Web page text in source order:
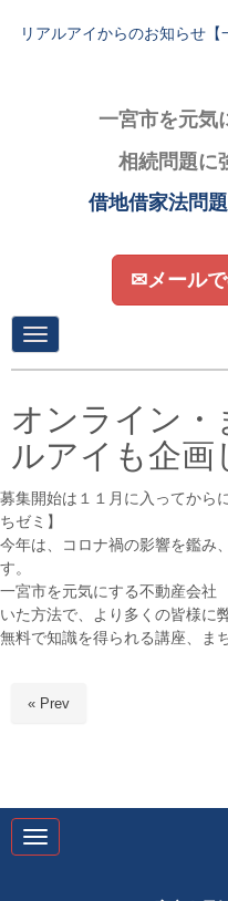
リアルアイからのお知らせ
一宮市を元気
相続問題に
借地借家法問
✉メール
N
a
v
i
n
オンライン
ルアイも企画
募集開始は１１月に入ってから
ちゼミ】
今年は、コロナ禍の影響を鑑み
す。
一宮市を元気にする不動産会
いた方法で、より多くの皆様に
無料で知識を得られる講座、ま
« Prev
N
a